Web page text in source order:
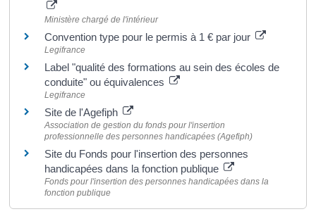
Ministère chargé de l'intérieur
Convention type pour le permis à 1 € par jour
Legifrance
Label "qualité des formations au sein des écoles de
conduite" ou équivalences
Legifrance
Site de l'Agefiph
Association de gestion du fonds pour l'insertion
professionnelle des personnes handicapées (Agefiph)
Site du Fonds pour l'insertion des personnes
handicapées dans la fonction publique
Fonds pour l'insertion des personnes handicapées dans la
fonction publique